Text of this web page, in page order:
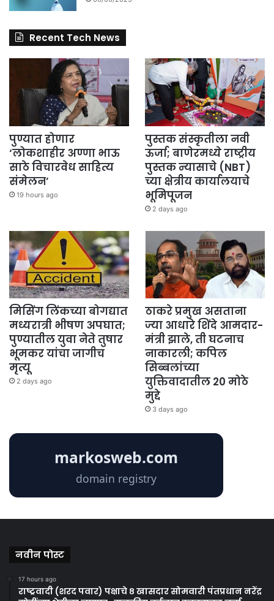
Recent Tech News
पुण्यात होणार
‘लोकशाहीर अण्णा भाऊ
साठे विचारवेध साहित्य
संमेलन’
19 hours ago
पुस्तक संस्कृतीला नवी
ऊर्जा; बाणेरमध्ये राष्ट्रीय
पुस्तक न्यासाचे (NBT)
च्या क्षेत्रीय कार्यालयाचे
भूमिपूजन
2 days ago
मिसिंग लिंकच्या बोगद्यात
मध्यरात्री भीषण अपघात;
पुण्यातील युवा नेते तुषार
भूमकर यांचा जागीच
मृत्यू
2 days ago
ठाकरे प्रमुख असताना
ज्या आधारे शिंदे आमदार-
मंत्री झाले, ती घटनाच
नाकारली; कपिल
सिब्बलांच्या
युक्तिवादातील 20 मोठे
मुद्दे
3 days ago
नवीन पोस्ट
17 hours ago
राष्ट्रवादी (शरद पवार) पक्षाचे ८ खासदार सोमवारी पंतप्रधान नरेंद्र